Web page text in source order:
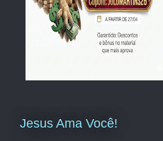
Jesus Ama Você!